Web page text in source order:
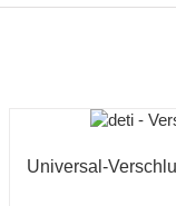
Universal-